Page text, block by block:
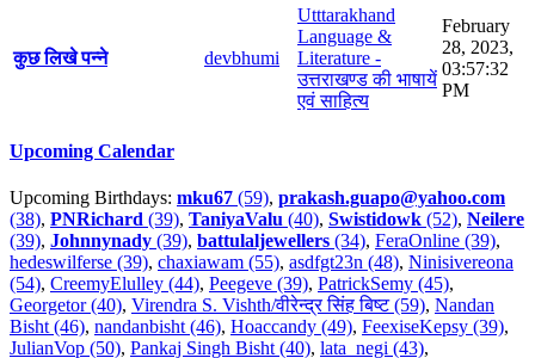
कुछ लिखे पन्ने devbhumi
Utttarakhand
Language &
Literature -
उत्तराखण्ड की भाषायें
एवं साहित्य
February
28, 2023,
03:57:32
PM
Upcoming Calendar
Upcoming Birthdays: mku67 (59), prakash.guapo@yahoo.com
(38), PNRichard (39), TaniyaValu (40), Swistidowk (52), Neilere
(39), Johnnynady (39), battulaljewellers (34), FeraOnline (39),
hedeswilferse (39), chaxiawam (55), asdfgt23n (48), Ninisivereona
(54), CreemyElulley (44), Peegeve (39), PatrickSemy (45),
Georgetor (40), Virendra S. Vishth/वीरेन्द्र सिंह बिष्ट (59), Nandan
Bisht (46), nandanbisht (46), Hoaccandy (49), FeexiseKepsy (39),
JulianVop (50), Pankaj Singh Bisht (40), lata_negi (43),